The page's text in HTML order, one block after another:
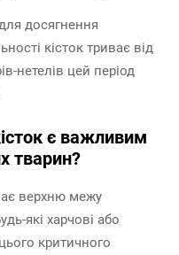
досягнення
кісток триває від
нетелів цей період
є важливим
тварин?
верхню межу
які харчові або
критичного